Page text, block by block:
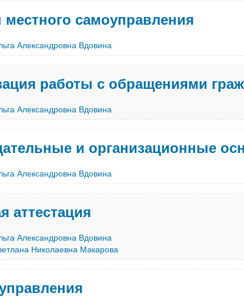
самоуправления
Александровна Вдовина
работы с обращениями
Александровна Вдовина
и организационные
Александровна Вдовина
аттестация
Александровна Вдовина
Николаевна Макарова